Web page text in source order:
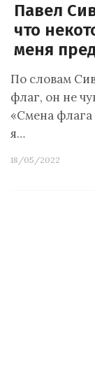
Павел
что
меня
По словам
флаг, он не
«Смена
я…
18/05/2022